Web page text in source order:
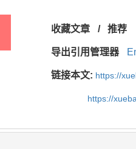
收藏文章 / 推荐
导出引用管理器
链接本文: https://
https://